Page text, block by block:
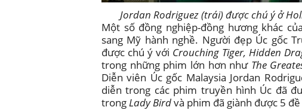
Jordan Rodriguez (trái) được chú ý ở
Một số đồng nghiệp-đồng hương khác
sang Mỹ hành nghề. Người đẹp Úc gốc
được chú ý với Crouching Tiger, Hidden
trong những phim lớn hơn như The
Diễn viên Úc gốc Malaysia Jordan
diễn trong các phim truyền hình Úc đã
trongLady Birdvà phim đã giành được 5